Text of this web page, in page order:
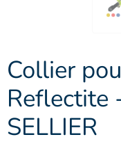
Collier
Reflectite
SELLIER